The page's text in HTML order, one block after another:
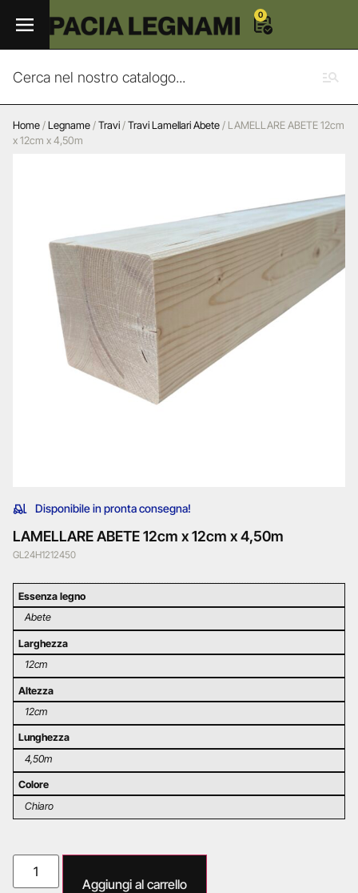
0
Home/Legname/Travi/Travi Lamellari Abete/ LAMELLARE ABETE 12cm
x 12cm x 4,50m
Disponibile in pronta consegna!
LAMELLARE ABETE 12cm x 12cm x 4,50m
GL24H1212450
Essenza legno
Abete
Larghezza
12cm
Altezza
12cm
Lunghezza
4,50m
Colore
Chiaro
Aggiungi al carrello